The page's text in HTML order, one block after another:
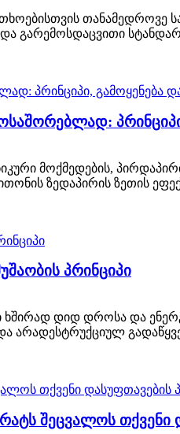
თანამედროვე
გარემოსდაცვითი
მოქმედების,
ზედაპირის ზეთის
პრინციპი
ხშირად დიდ დროსა და
შეცვალოს თქვენი